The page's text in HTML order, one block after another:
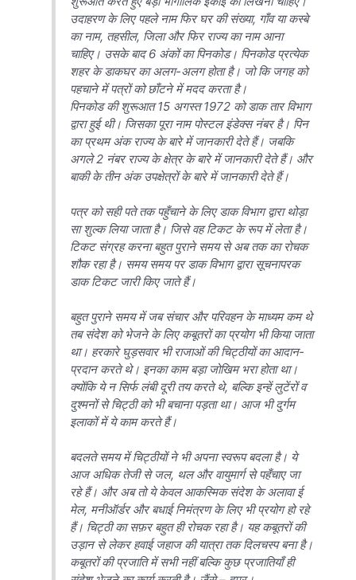
उदाहरण के लिए पहले नाम फिर घर की संख्या, गाँव या कस्बे
का नाम, तहसील, जिला और फिर राज्य का नाम आना
चाहिए। उसके बाद 6 अंकों का पिनकोड। पिनकोड प्रत्येक
शहर के डाकघर का अलग-अलग होता है। जो कि जगह को
पहचाने में पत्रों को छाँटने में मदद करता है।
पिनकोड की शुरूआत 15 अगस्त 1972 को डाक तार विभाग
द्वारा हुई थी। जिसका पूरा नाम पोस्टल इंडेक्स नंबर है। पिन
का प्रथम अंक राज्य के बारे में जानकारी देते हैं। जबकि
अगले 2 नंबर राज्य के क्षेत्र के बारे में जानकारी देते हैं। और
बाकी के तीन अंक उपक्षेत्रों के बारे में जानकारी देते हैं।
पत्र को सही पते तक पहुँचाने के लिए डाक विभाग द्वारा थोड़ा
सा शुल्क लिया जाता है। जिसे वह टिकट के रूप में लेता है।
टिकट संग्रह करना बहुत पुराने समय से अब तक का रोचक
शौक रहा है। समय समय पर डाक विभाग द्वारा सूचनापरक
डाक टिकट जारी किए जाते हैं।
बहुत पुराने समय में जब संचार और परिवहन के माध्यम कम थे
तब संदेश को भेजने के लिए कबूतरों का प्रयोग भी किया जाता
था। हरकारे घुड़सवार भी राजाओं की चिट्ठीयों का आदान-
प्रदान करते थे। इनका काम बड़ा जोखिम भरा होता था।
क्योंकि ये न सिर्फ लंबी दूरी तय करते थे, बल्कि इन्हें लुटेंरों व
दुश्मनों से चिट्ठी को भी बचाना पड़ता था। आज भी दुर्गम
इलाकों में ये काम करते हैं।
बदलते समय में चिट्ठीयों ने भी अपना स्वरूप बदला है। ये
आज अधिक तेजी से जल, थल और वायुमार्ग से पहँचाए जा
रहे हैं। और अब तो ये केवल आकस्मिक संदेश के अलावा ई
मेल, मनीऑर्डर और बधाई निमंत्रण के लिए भी प्रयोग हो रहे
हैं। चिट्ठी का सफ़र बहुत ही रोचक रहा है। यह कबूतरों की
उड़ान से लेकर हवाई जहाज की यात्रा तक दिलचस्प बना है।
कबूतरों की प्रजाति में सभी नहीं बल्कि कुछ प्रजातियाँ ही